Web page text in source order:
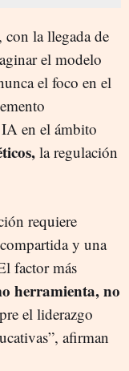
la llegada de
el modelo
el foco en el
en el ámbito
la regulación
requiere
y una
factor más
herramienta, no
el liderazgo
afirman